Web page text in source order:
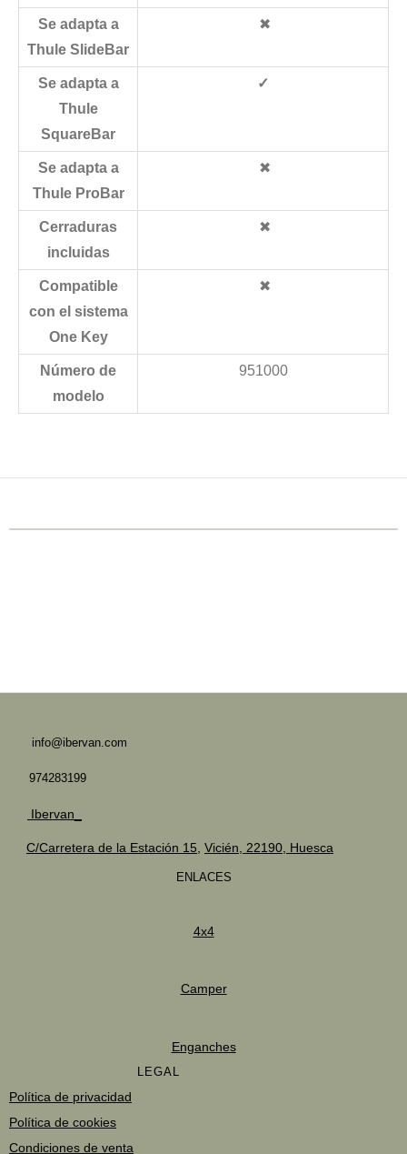
Se adapta a
Thule SlideBar
✖
Se adapta a
Thule
SquareBar
✓
Se adapta a
Thule ProBar
✖
Cerraduras
incluidas
✖
Compatible
con el sistema
One Key
✖
Número de
modelo
951000
info@ibervan.com
974283199
Ibervan_
C/Carretera de la Estación 15, Vicién, 22190, Huesca
ENLACES
4x4
Camper
Enganches
LEGAL
Política de privacidad
Política de cookies
Condiciones de venta